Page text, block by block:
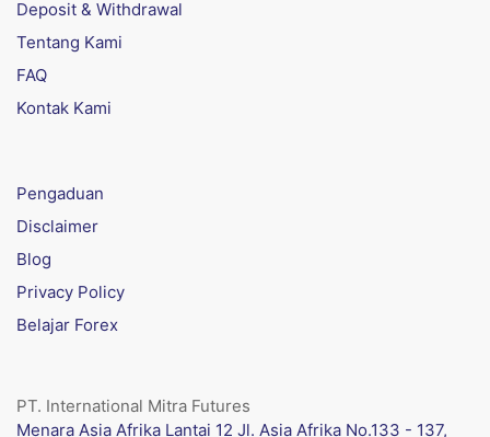
Deposit & Withdrawal
Tentang Kami
FAQ
Kontak Kami
Pengaduan
Disclaimer
Blog
Privacy Policy
Belajar Forex
PT. International Mitra Futures
Menara Asia Afrika Lantai 12 Jl. Asia Afrika No.133 - 137,